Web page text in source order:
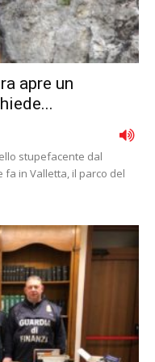
apre un
stupefacente dal
fa in Valletta, il parco del